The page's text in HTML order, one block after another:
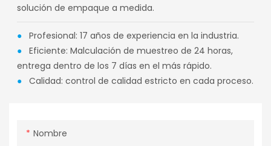
solución de empaque a medida.
● Profesional: 17 años de experiencia en la industria.
● Eficiente: Malculación de muestreo de 24 horas,
entrega dentro de los 7 días en el más rápido.
● Calidad: control de calidad estricto en cada proceso.
Nombre